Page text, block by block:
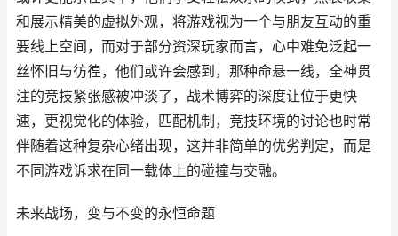
和展示精美的虚拟外观，将游戏视为一个与朋友互动的重
要线上空间，而对于部分资深玩家而言，心中难免泛起一
丝怀旧与彷徨，他们或许会感到，那种命悬一线，全神贯
注的竞技紧张感被冲淡了，战术博弈的深度让位于更快
速，更视觉化的体验，匹配机制，竞技环境的讨论也时常
伴随着这种复杂心绪出现，这并非简单的优劣判定，而是
不同游戏诉求在同一载体上的碰撞与交融。
未来战场，变与不变的永恒命题